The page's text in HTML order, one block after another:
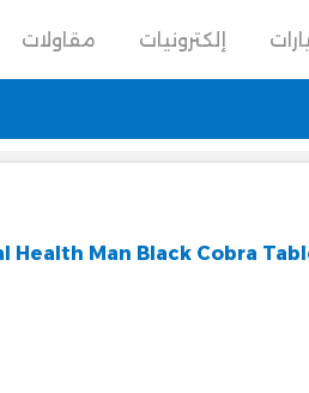
إلكترونيات مقاولات
Health Man Black Cobra